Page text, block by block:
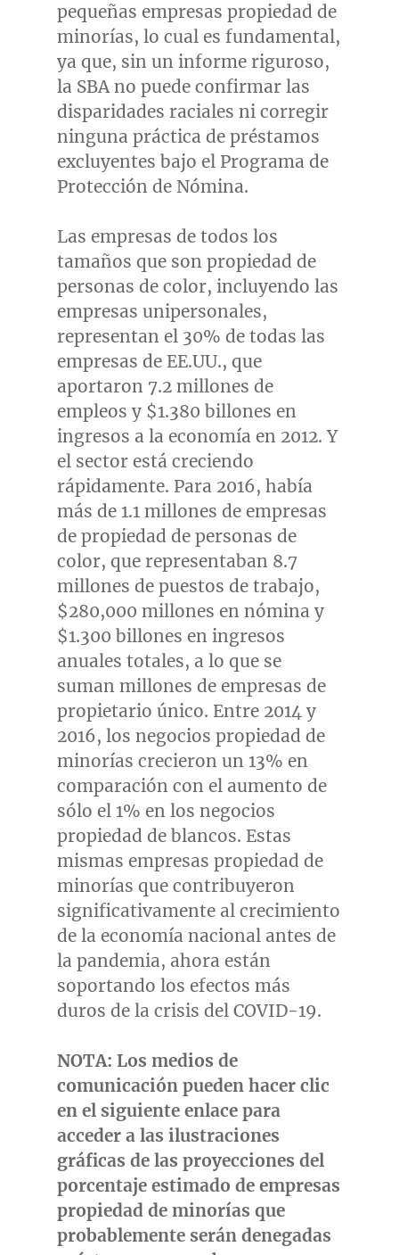
pequeñas empresas propiedad de
minorías, lo cual es fundamental,
ya que, sin un informe riguroso,
la SBA no puede confirmar las
disparidades raciales ni corregir
ninguna práctica de préstamos
excluyentes bajo el Programa de
Protección de Nómina.
Las empresas de todos los
tamaños que son propiedad de
personas de color, incluyendo las
empresas unipersonales,
representan el 30% de todas las
empresas de EE.UU., que
aportaron 7.2 millones de
empleos y $1.380 billones en
ingresos a la economía en 2012. Y
el sector está creciendo
rápidamente. Para 2016, había
más de 1.1 millones de empresas
de propiedad de personas de
color, que representaban 8.7
millones de puestos de trabajo,
$280,000 millones en nómina y
$1.300 billones en ingresos
anuales totales, a lo que se
suman millones de empresas de
propietario único. Entre 2014 y
2016, los negocios propiedad de
minorías crecieron un 13% en
comparación con el aumento de
sólo el 1% en los negocios
propiedad de blancos. Estas
mismas empresas propiedad de
minorías que contribuyeron
significativamente al crecimiento
de la economía nacional antes de
la pandemia, ahora están
soportando los efectos más
duros de la crisis del COVID-19.
NOTA: Los medios de
comunicación pueden hacer clic
en el siguiente enlace para
acceder a las ilustraciones
gráficas de las proyecciones del
porcentaje estimado de empresas
propiedad de minorías que
probablemente serán denegadas